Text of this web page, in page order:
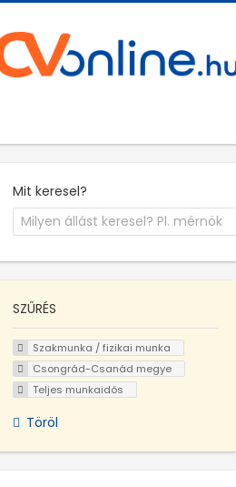
Mit keresel?
SZŰRÉS
Szakmunka / fizikai munka
Csongrád-Csanád megye
Teljes munkaidős
Töröl